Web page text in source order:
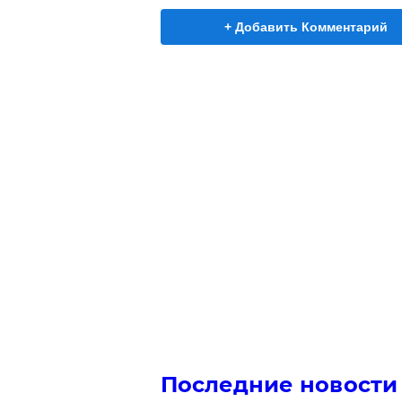
+ Добавить Комментарий
Последние новости